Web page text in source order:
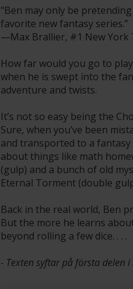
"Ben may only be
favorite new fantasy series.”
—Max Brallier, #1 New York
How far would you go to
when he is swept into the
adventure and twists.
It’s not so easy being the
Sure, when you’ve been
and transported to a
about things like math
(gulp) and a bunch of old
Eternal Torment (double
Back in the real world, Ben
But the more he learns
beyond rolling a few dice. . . .
- Texten syftar på första delen i